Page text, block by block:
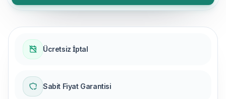
Ücretsiz İptal
Sabit Fiyat Garantisi